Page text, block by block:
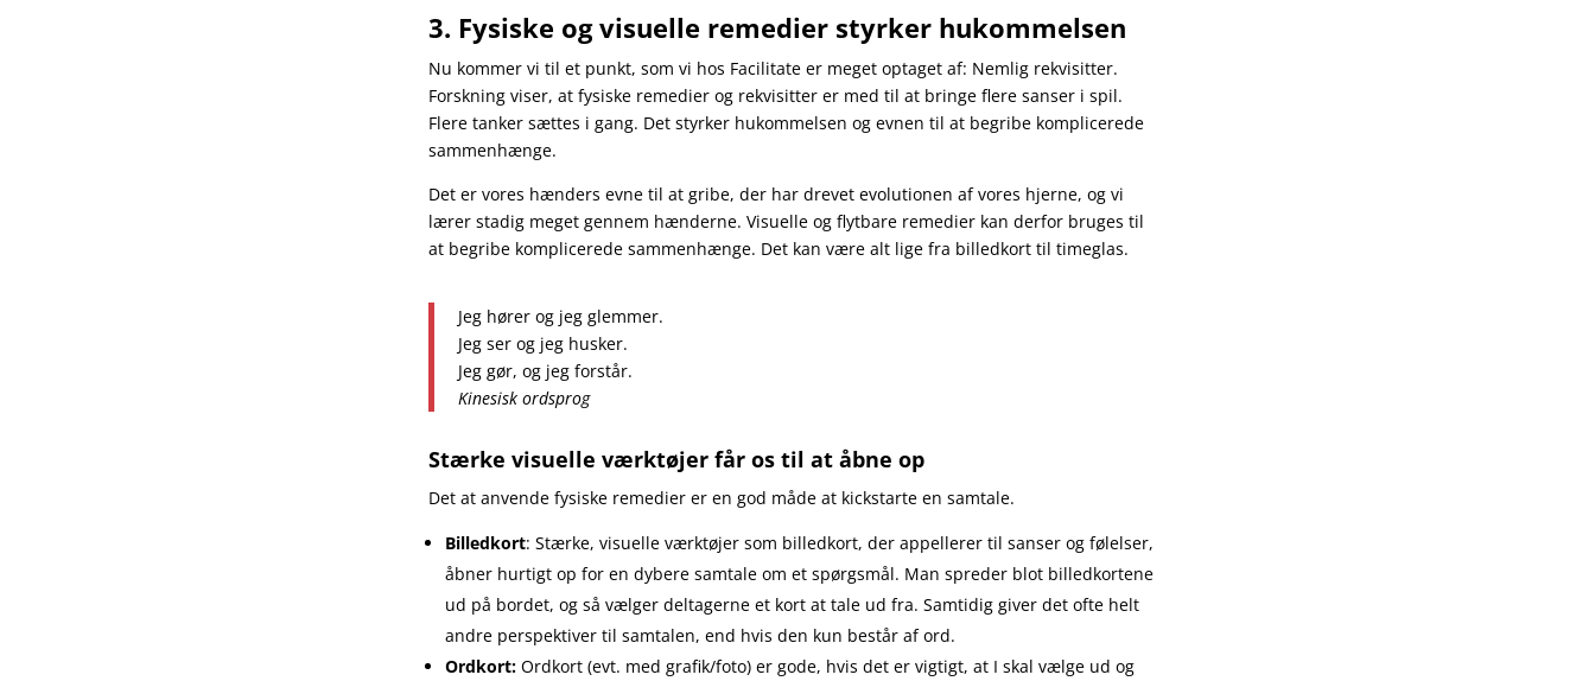
3. Fysiske og visuelle remedier styrker hukommelsen
Nu kommer vi til et punkt, som vi hos Facilitate er meget optaget af: Nemlig rekvisitter.
Forskning viser, at fysiske remedier og rekvisitter er med til at bringe flere sanser i spil.
Flere tanker sættes i gang. Det styrker hukommelsen og evnen til at begribe komplicerede
sammenhænge.
Det er vores hænders evne til at gribe, der har drevet evolutionen af vores hjerne, og vi
lærer stadig meget gennem hænderne. Visuelle og flytbare remedier kan derfor bruges til
at begribe komplicerede sammenhænge. Det kan være alt lige fra billedkort til timeglas.
Jeg hører og jeg glemmer.
Jeg ser og jeg husker.
Jeg gør, og jeg forstår.
Kinesisk ordsprog
Stærke visuelle værktøjer får os til at åbne op
Det at anvende fysiske remedier er en god måde at kickstarte en samtale.
Billedkort: Stærke, visuelle værktøjer som billedkort, der appellerer til sanser og følelser,
åbner hurtigt op for en dybere samtale om et spørgsmål. Man spreder blot billedkortene
ud på bordet, og så vælger deltagerne et kort at tale ud fra. Samtidig giver det ofte helt
andre perspektiver til samtalen, end hvis den kun består af ord.
Ordkort: Ordkort (evt. med grafik/foto) er gode, hvis det er vigtigt, at I skal vælge ud og